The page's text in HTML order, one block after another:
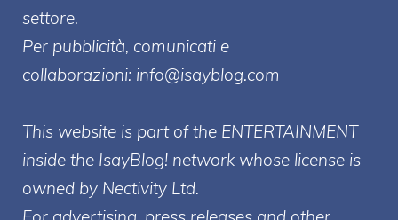
settore.
Per pubblicità, comunicati e
collaborazioni: info@isayblog.com
This website is part of the ENTERTAINMENT
inside the IsayBlog! network whose license is
owned by Nectivity Ltd.